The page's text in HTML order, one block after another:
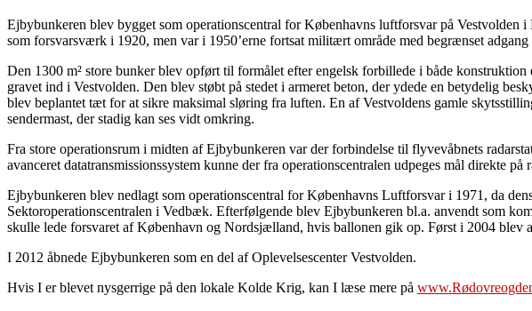
Ejbybunkeren blev bygget som operationscentral for Københavns luftforsvar på
som forsvarsværk i 1920, men var i 1950’erne fortsat militært område med begrænset
Den 1300 m² store bunker blev opført til formålet efter engelsk forbillede i både
gravet ind i Vestvolden. Den blev støbt på stedet i armeret beton, der ydede en betydelig
blev beplantet tæt for at sikre maksimal sløring fra luften. En af Vestvoldens gamle
sendermast, der stadig kan ses vidt omkring.
Fra store operationsrum i midten af Ejbybunkeren var der forbindelse til flyvevåbnets
avanceret datatransmissionssystem kunne der fra operationscentralen udpeges mål direkte på
Ejbybunkeren blev nedlagt som operationscentral for Københavns Luftforsvar i 1971, da
Sektoroperationscentralen i Vedbæk. Efterfølgende blev Ejbybunkeren bl.a. anvendt som
skulle lede forsvaret af København og Nordsjælland, hvis ballonen gik op. Først i 2004 blev
I 2012 åbnede Ejbybunkeren som en del af Oplevelsescenter Vestvolden.
Hvis I er blevet nysgerrige på den lokale Kolde Krig, kan I læse mere på